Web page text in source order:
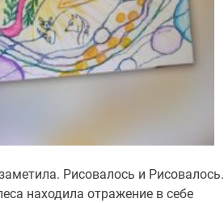
Рисовалось и Рисовалось.
находила отражение в себе